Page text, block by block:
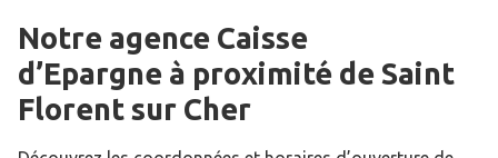
Notre agence Caisse
d’Epargne à proximité de Saint
Florent sur Cher